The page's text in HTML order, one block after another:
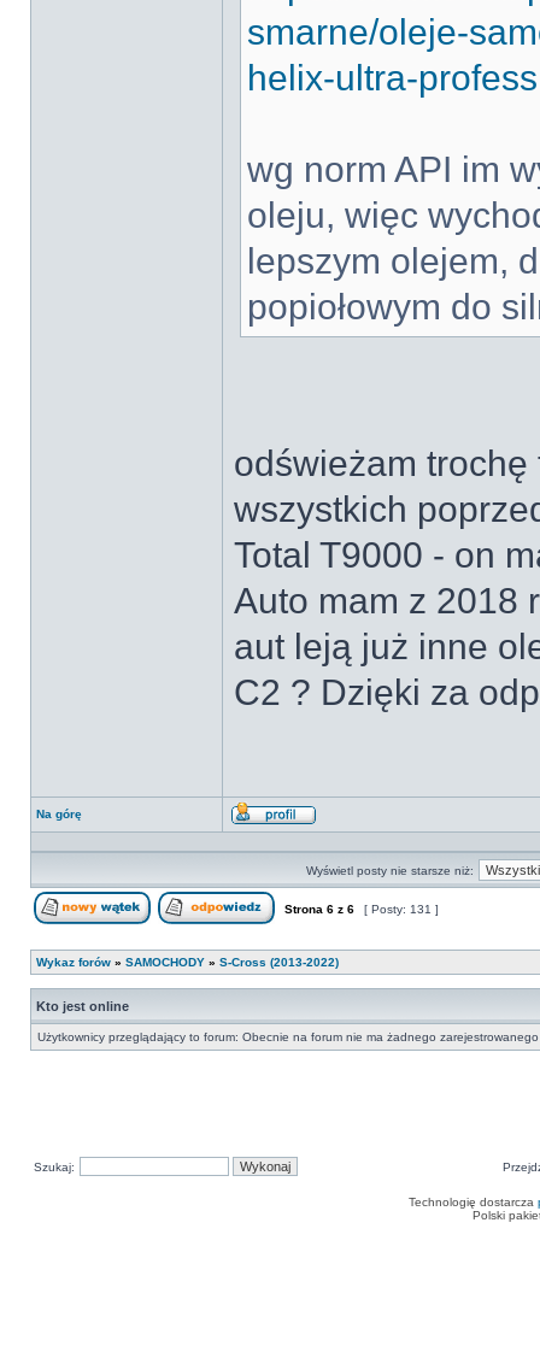
smarne/oleje-
helix-ultra-
wg norm API im
oleju, więc
lepszym olejem,
popiołowym do
odświeżam
wszystkich
Total T9000 - on
Auto mam z 2018
aut leją już inne
C2 ? Dzięki za
Na górę
Wyświetl
Wyświetl posty nie starsze niż:
Strona 6 z 6 [ Posty: 131 ]
Wykaz forów » SAMOCHODY » S-Cross (2013-2022)
Kto jest online
Użytkownicy przeglądający to forum: Obecnie na forum nie ma żadnego
Szukaj:
Technologię dostarcza
Polski